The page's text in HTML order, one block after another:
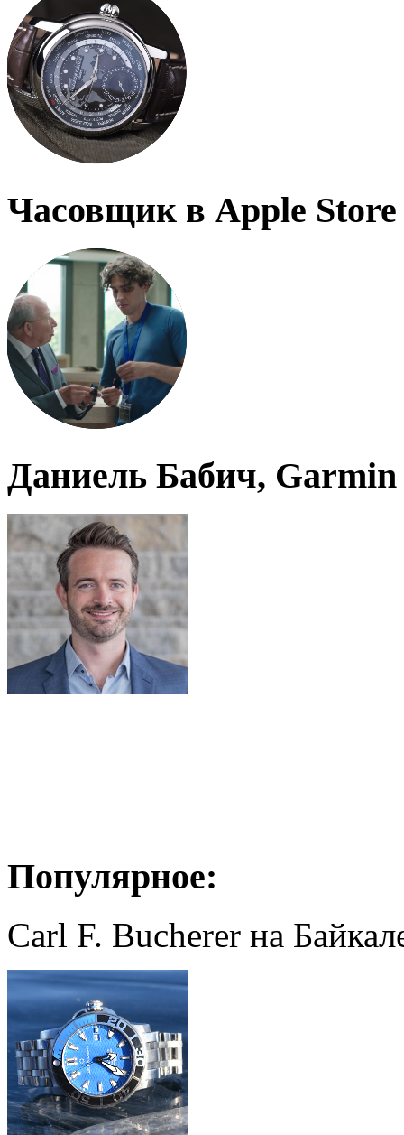
Часовщик в Apple Store
Даниель Бабич, Garmin
Популярное:
Carl F. Bucherer на